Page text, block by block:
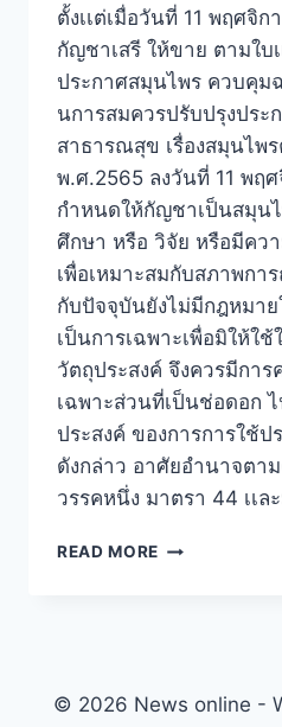
ตั้งเเต่เมื่อวันที่ 11 พฤศจิ
กัญชาเสรี ให้ขาย ตามใบ
ประกาศสมุนไพร ควบคุม
นการสมควรปรับปรุงประ
สาธารณสุข เรื่องสมุนไพ
พ.ศ.2565 ลงวันที่ 11 พฤ
กำหนดให้กัญชาเป็นสมุน
ศึกษา หรือ วิจัย หรือมีคว
เพื่อเหมาะสมกับสภาพก
กับปัจจุบันยังไม่มีกฎหมา
เป็นการเฉพาะเพื่อมิให้ใ
วัตถุประสงค์ จึงควรมีกา
เฉพาะส่วนที่เป็นช่อดอก
ประสงค์ ของการการใช้
ดังกล่าว อาศัยอำนาจตา
วรรคหนึ่ง มาตรา 44 เเ
READ MORE
© 2026 News online -